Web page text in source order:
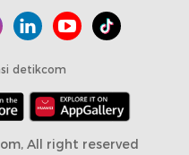
detikcom
All right reserved